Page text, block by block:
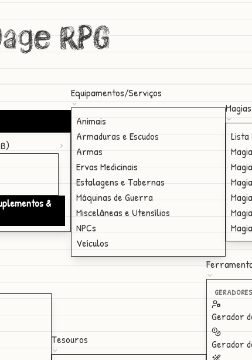
RPG
&
Equipamentos/Serviços
Animais
Armaduras e Escudos
Armas
Ervas Medicinais
Estalagens e Tabernas
Máquinas de Guerra
Miscelâneas e Utensílios
NPCs
Veículos
Magias
Lista
Tesouros
GERADORES
Gerador
Gerador